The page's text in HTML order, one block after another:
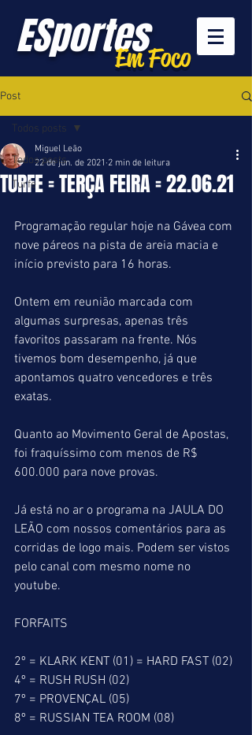
ESportesEm Foco
Post
Todos posts
Turfe
Todos posts
TURFE = TERÇA FEIRA = 22.06.21
Miguel Leão
22 de jun. de 2021 2 min de leitura
Programação regular hoje na Gávea com
nove páreos na pista de areia macia e
início previsto para 16 horas.
Ontem em reunião marcada com
algumas surpresas, apenas três
favoritos passaram na frente. Nós
tivemos bom desempenho, já que
apontamos quatro vencedores e três
exatas.
Quanto ao Movimento Geral de Apostas,
foi fraquíssimo com menos de R$
600.000 para nove provas.
Já está no ar o programa na JAULA DO
LEÃO com nossos comentários para as
corridas de logo mais. Podem ser vistos
pelo canal com mesmo nome no
youtube.
FORFAITS
2º = KLARK KENT (01) = HARD FAST (02)
4º = RUSH RUSH (02)
7º = PROVENÇAL (05)
8º = RUSSIAN TEA ROOM (08)